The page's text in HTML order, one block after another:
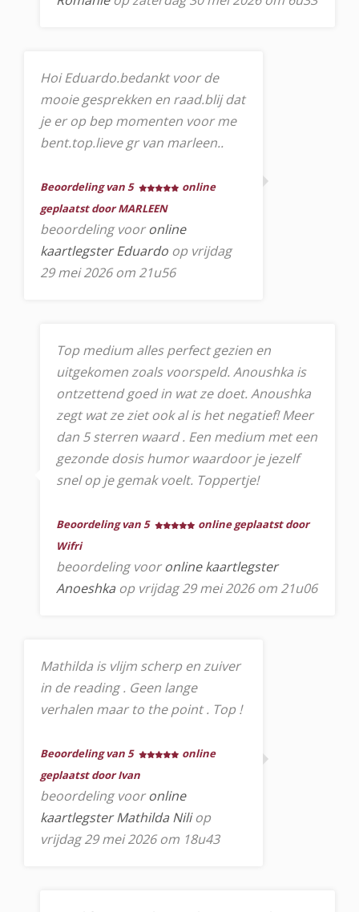
Hoi Eduardo.bedankt voor de
mooie gesprekken en raad.blij dat
je er op bep momenten voor me
bent.top.lieve gr van marleen..
Beoordeling van 5
online
geplaatst door MARLEEN
beoordeling vooronline
kaartlegster Eduardo op vrijdag
29 mei 2026 om 21u56
Top medium alles perfect gezien en
uitgekomen zoals voorspeld. Anoushka is
ontzettend goed in wat ze doet. Anoushka
zegt wat ze ziet ook al is het negatief! Meer
dan 5 sterren waard . Een medium met een
gezonde dosis humor waardoor je jezelf
snel op je gemak voelt. Toppertje!
Beoordeling van 5
online geplaatst door
Wifri
beoordeling vooronline kaartlegster
Anoeshka op vrijdag 29 mei 2026 om 21u06
Mathilda is vlijm scherp en zuiver
in de reading . Geen lange
verhalen maar to the point . Top !
Beoordeling van 5
online
geplaatst door Ivan
beoordeling vooronline
kaartlegster Mathilda Niliop
vrijdag 29 mei 2026 om 18u43